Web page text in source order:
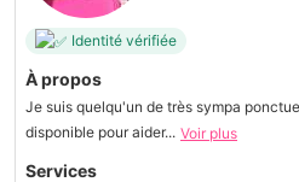
Identité vérifiée
À propos
Je suis quelqu'un de très sympa
disponible pour aider... Voir plus
Services